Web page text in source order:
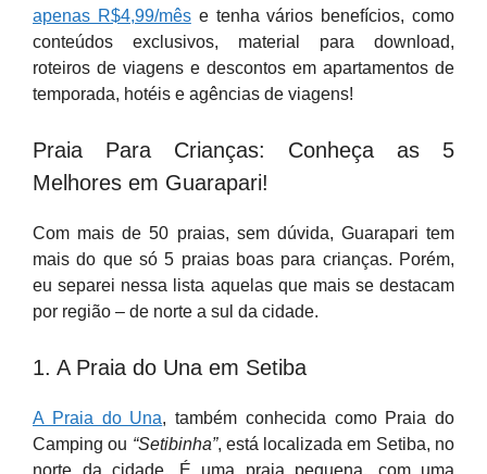
apenas R$4,99/mêse tenha vários benefícios, como
conteúdos exclusivos, material para download,
roteiros de viagens e descontos em apartamentos de
temporada, hotéis e agências de viagens!
Praia Para Crianças: Conheça as 5
Melhores em Guarapari!
Com mais de 50 praias, sem dúvida, Guarapari tem
mais do que só 5 praias boas para crianças. Porém,
eu separei nessa lista aquelas que mais se destacam
por região – de norte a sul da cidade.
1. A Praia do Una em Setiba
A Praia do Una, também conhecida como Praia do
Camping ou “Setibinha”, está localizada em Setiba, no
norte da cidade. É uma praia pequena, com uma